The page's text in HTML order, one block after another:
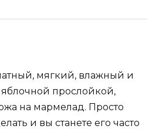
мягкий, влажный и
яблочной прослойкой,
на мармелад. Просто
и вы станете его часто